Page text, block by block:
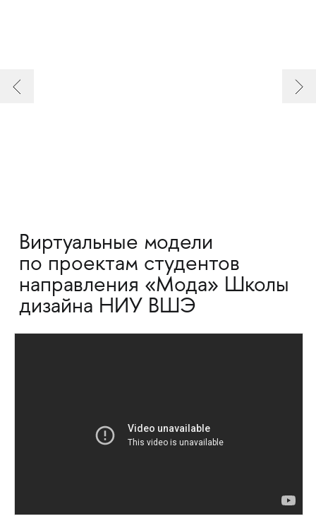
Виртуальные модели
по проектам студентов
направления «Мода» Школы
дизайна НИУ ВШЭ